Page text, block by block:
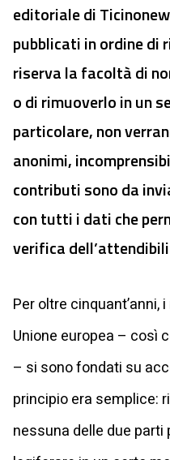
editoriale di
pubblicati in ordine di
riserva la facoltà di
o di rimuoverlo in un
particolare, non
anonimi,
contributi sono da
con tutti i dati che
verifica
Per oltre cinquant’anni,
Unione europea – così
– si sono fondati su
principio era semplice:
nessuna delle due parti